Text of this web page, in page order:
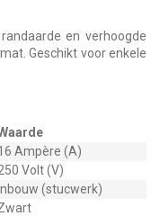
en verhoogde
Geschikt voor enkele
Ampère (A)
Volt (V)
Inbouw (stucwerk)